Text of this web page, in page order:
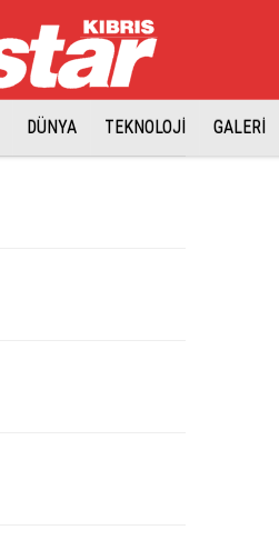
DÜNYA TEKNOLOJİ GALERİ